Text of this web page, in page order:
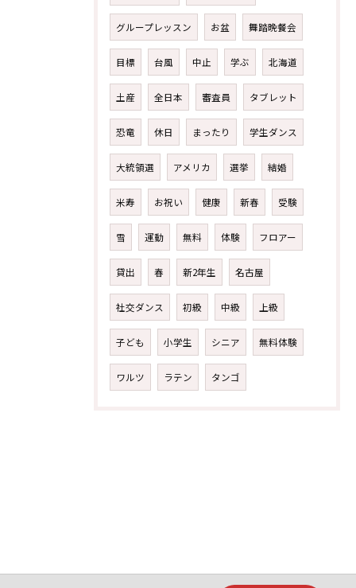
グループレッスン お盆 舞踏晩餐会
目標 台風 中止 学ぶ 北海道
土産 全日本 審査員 タブレット
恐竜 休日 まったり 学生ダンス
大統領選 アメリカ 選挙 結婚
米寿 お祝い 健康 新春 受験
雪 運動 無料 体験 フロアー
貸出 春 新2年生 名古屋
社交ダンス 初級 中級 上級
子ども 小学生 シニア 無料体験
ワルツ ラテン タンゴ